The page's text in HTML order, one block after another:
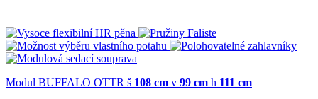
Modul BUFFALO OTTR š 108 cm v 99 cm h 111 cm